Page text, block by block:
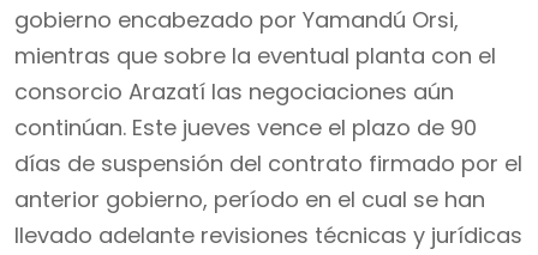
gobierno encabezado por Yamandú Orsi,
mientras que sobre la eventual planta con el
consorcio Arazatí las negociaciones aún
continúan. Este jueves vence el plazo de 90
días de suspensión del contrato firmado por el
anterior gobierno, período en el cual se han
llevado adelante revisiones técnicas y jurídicas